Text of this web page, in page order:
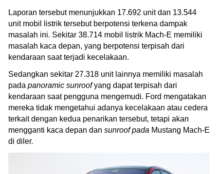
Laporan tersebut menunjukkan 17.692 unit dan 13.544
unit mobil listrik tersebut berpotensi terkena dampak
masalah ini. Sekitar 38.714 mobil listrik Mach-E memiliki
masalah kaca depan, yang berpotensi terpisah dari
kendaraan saat terjadi kecelakaan.
Sedangkan sekitar 27.318 unit lainnya memiliki masalah
pada panoramic sunroofyang dapat terpisah dari
kendaraan saat pengguna mengemudi. Ford mengatakan
mereka tidak mengetahui adanya kecelakaan atau cedera
terkait dengan kedua penarikan tersebut, tetapi akan
mengganti kaca depan dan sunroof pada Mustang Mach-E
di diler.